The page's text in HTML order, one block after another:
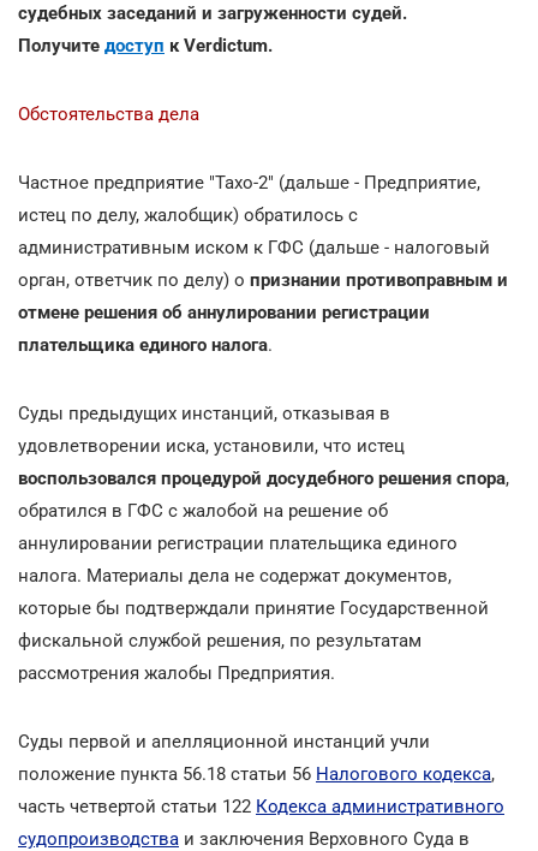
судебных заседаний и загруженности судей.
Получите доступ к Verdictum.
Обстоятельства дела
Частное предприятие "Тахо-2" (дальше - Предприятие,
истец по делу, жалобщик) обратилось с
административным иском к ГФС (дальше - налоговый
орган, ответчик по делу) о признании противоправным и
отмене решения об аннулировании регистрации
плательщика единого налога.
Суды предыдущих инстанций, отказывая в
удовлетворении иска, установили, что истец
воспользовался процедурой досудебного решения спора,
обратился в ГФС с жалобой на решение об
аннулировании регистрации плательщика единого
налога. Материалы дела не содержат документов,
которые бы подтверждали принятие Государственной
фискальной службой решения, по результатам
рассмотрения жалобы Предприятия.
Суды первой и апелляционной инстанций учли
положение пункта 56.18 статьи 56 Налогового кодекса,
часть четвертой статьи 122 Кодекса административного
судопроизводства и заключения Верховного Суда в